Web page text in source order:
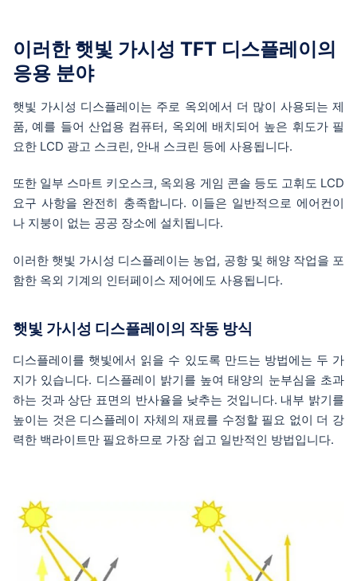
이러한 햇빛 가시성 TFT 디스플레이의
응용 분야
햇빛 가시성 디스플레이는 주로 옥외에서 더 많이 사용되는 제
품, 예를 들어 산업용 컴퓨터, 옥외에 배치되어 높은 휘도가 필
요한 LCD 광고 스크린, 안내 스크린 등에 사용됩니다.
또한 일부 스마트 키오스크, 옥외용 게임 콘솔 등도 고휘도 LCD
요구 사항을 완전히 충족합니다. 이들은 일반적으로 에어컨이
나 지붕이 없는 공공 장소에 설치됩니다.
이러한 햇빛 가시성 디스플레이는 농업, 공항 및 해양 작업을 포
함한 옥외 기계의 인터페이스 제어에도 사용됩니다.
햇빛 가시성 디스플레이의 작동 방식
디스플레이를 햇빛에서 읽을 수 있도록 만드는 방법에는 두 가
지가 있습니다. 디스플레이 밝기를 높여 태양의 눈부심을 초과
하는 것과 상단 표면의 반사율을 낮추는 것입니다. 내부 밝기를
높이는 것은 디스플레이 자체의 재료를 수정할 필요 없이 더 강
력한 백라이트만 필요하므로 가장 쉽고 일반적인 방법입니다.